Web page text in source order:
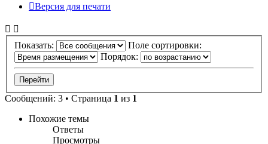
Версия для печати
Показать:
Поле сортировки:
Порядок:
Сообщений: 3 • Страница 1 из 1
Похожие темы
Ответы
Просмотры